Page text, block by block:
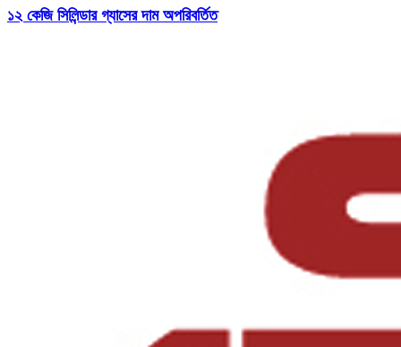
১২ কেজি সিলিন্ডার গ্যাসের দাম অপরিবর্তিত